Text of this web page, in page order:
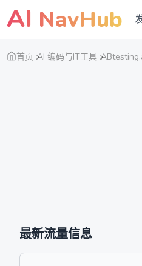
AI NavHub
首页 AI 编码与IT工具
最新流量信息